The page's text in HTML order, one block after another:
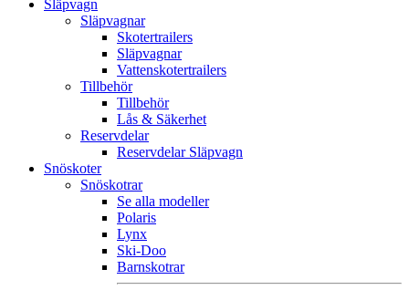
Släpvagn
Släpvagnar
Skotertrailers
Släpvagnar
Vattenskotertrailers
Tillbehör
Tillbehör
Lås & Säkerhet
Reservdelar
Reservdelar Släpvagn
Snöskoter
Snöskotrar
Se alla modeller
Polaris
Lynx
Ski-Doo
Barnskotrar